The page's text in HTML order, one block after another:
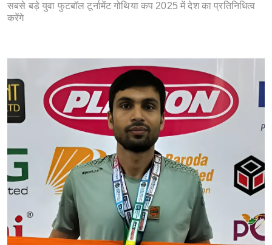
सबसे बड़े युवा फुटबॉल टूर्नामेंट गोथिया कप 2025 में देश का प्रतिनिधित्व
करेंगे